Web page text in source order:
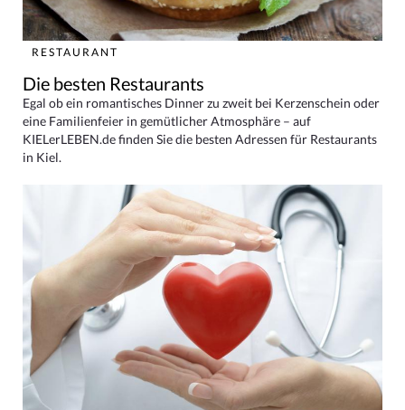
RESTAURANT
Die besten Restaurants
Egal ob ein romantisches Dinner zu zweit bei Kerzenschein oder
eine Familienfeier in gemütlicher Atmosphäre – auf
KIELerLEBEN.de finden Sie die besten Adressen für Restaurants
in Kiel.